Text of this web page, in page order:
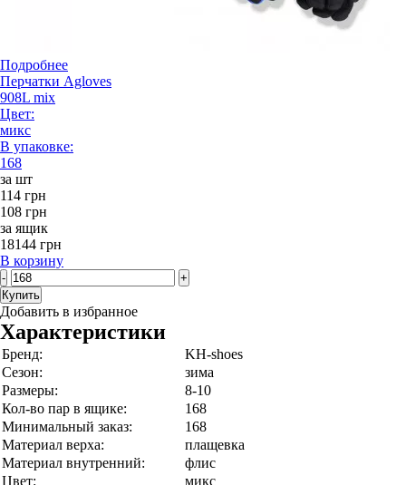
Подробнее
Перчатки Agloves
908L mix
Цвет:
микс
В упаковке:
168
за шт
114 грн
108 грн
за ящик
18144 грн
В корзину
-
+
Купить
Добавить в избранное
Характеристики
Бренд:
KH-shoes
Сезон:
зима
Размеры:
8-10
Кол-во пар в ящике:
168
Минимальный заказ:
168
Материал верха:
плащевка
Материал внутренний:
флис
Цвет:
микс